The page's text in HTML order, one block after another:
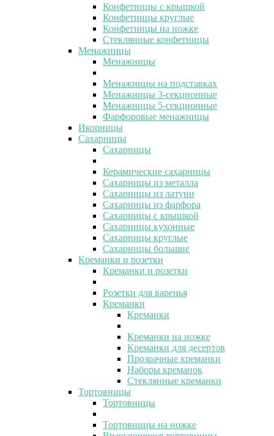
Конфетницы с крышкой
Конфетницы круглые
Конфетницы на ножке
Стеклянные конфетницы
Менажницы
Менажницы
Менажницы на подставках
Менажницы 3-секционные
Менажницы 5-секционные
Фарфоровые менажницы
Икорницы
Сахарницы
Сахарницы
Керамические сахарницы
Сахарницы из металла
Сахарницы из латуни
Сахарницы из фарфора
Сахарницы с крышкой
Сахарницы кухонные
Сахарницы круглые
Сахарницы большие
Креманки и розетки
Креманки и розетки
Розетки для варенья
Креманки
Креманки
Креманки на ножке
Креманки для десертов
Прозрачные креманки
Наборы креманок
Стеклянные креманки
Тортовницы
Тортовницы
Тортовницы на ножке